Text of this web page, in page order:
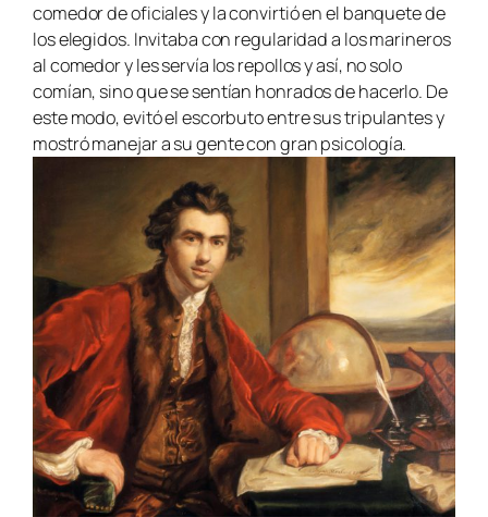
comedor de oficiales y la convirtió en el banquete de
los elegidos. Invitaba con regularidad a los marineros
al comedor y les servía los repollos y así, no solo
comían, sino que se sentían honrados de hacerlo. De
este modo, evitó el escorbuto entre sus tripulantes y
mostró manejar a su gente con gran psicología.